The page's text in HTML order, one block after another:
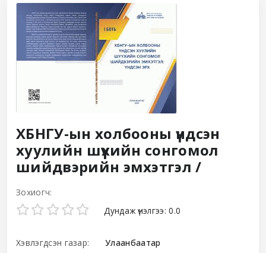
ХБНГУ-ын холбооны үндсэн
хуулийн шүүхийн сонгомол
шийдвэрийн эмхэтгэл /
Зохиогч:
Star ratings Дундаж үнэлгээ: 0.0
Хэвлэгдсэн газар:
Улаанбаатар